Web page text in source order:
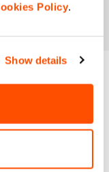
Policy.
Show details
SIE
brauchen,